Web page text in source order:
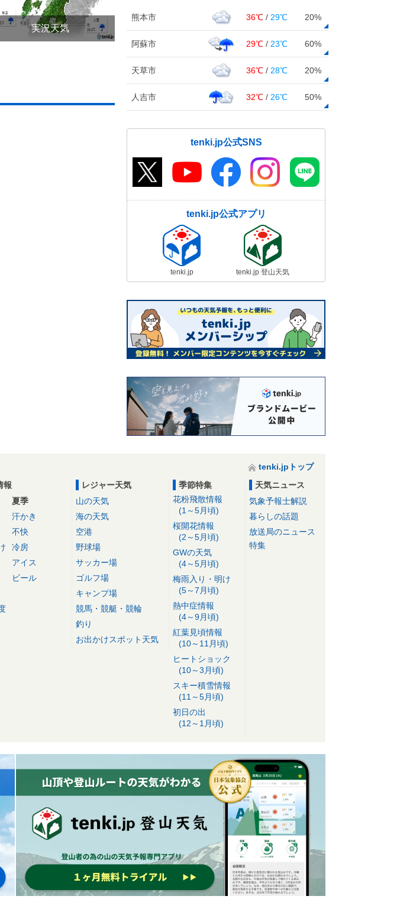
実況天気
熊本市 36℃ / 29℃ 20%
阿蘇市 29℃ / 23℃ 60%
天草市 36℃ / 28℃ 20%
人吉市 32℃ / 26℃ 50%
tenki.jp公式SNS
tenki.jp公式アプリ
tenki.jp tenki.jp 登山天気
tenki.jpトップ
報
夏季
汗かき
不快
冷房
アイス
ビール
レジャー天気
山の天気
海の天気
空港
野球場
サッカー場
ゴルフ場
キャンプ場
競馬・競艇・競輪
釣り
お出かけスポット天気
季節特集
花粉飛散情報
(1～5月頃)
桜開花情報
(2～5月頃)
GWの天気
(4～5月頃)
梅雨入り・明け
(5～7月頃)
熱中症情報
(4～9月頃)
紅葉見頃情報
(10～11月頃)
ヒートショック
(10～3月頃)
スキー積雪情報
(11～5月頃)
初日の出
(12～1月頃)
天気ニュース
気象予報士解説
暮らしの話題
放送局のニュース
特集